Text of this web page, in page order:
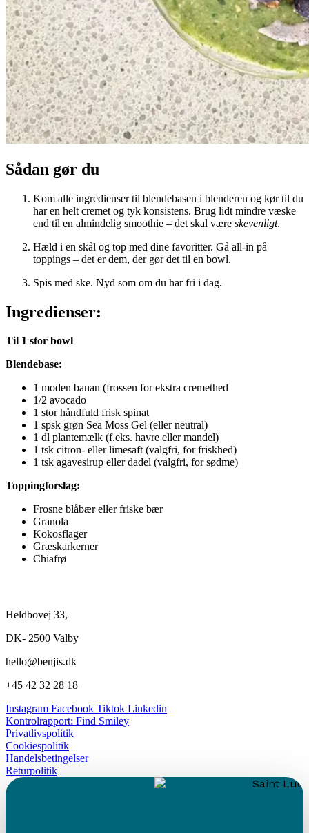
Sådan gør du
Kom alle ingredienser til blendebasen i blenderen og kør til du
har en helt cremet og tyk konsistens. Brug lidt mindre væske
end til en almindelig smoothie – det skal være skevenligt.
Hæld i en skål og top med dine favoritter. Gå all-in på
toppings – det er dem, der gør det til en bowl.
Spis med ske. Nyd som om du har fri i dag.
Ingredienser:
Til 1 stor bowl
Blendebase:
1 moden banan (frossen for ekstra cremethed
1/2 avocado
1 stor håndfuld frisk spinat
1 spsk grøn Sea Moss Gel (eller neutral)
1 dl plantemælk (f.eks. havre eller mandel)
1 tsk citron- eller limesaft (valgfri, for friskhed)
1 tsk agavesirup eller dadel (valgfri, for sødme)
Toppingforslag:
Frosne blåbær eller friske bær
Granola
Kokosflager
Græskarkerner
Chiafrø
Heldbovej 33,
DK- 2500 Valby
hello@benjis.dk
+45 42 32 28 18
Instagram Facebook Tiktok Linkedin
Kontrolrapport: Find Smiley
Privatlivspolitik
Cookiespolitik
Handelsbetingelser
Returpolitik